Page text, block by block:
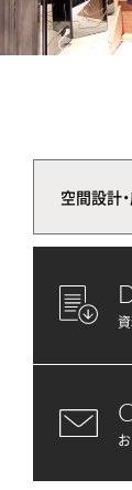
空間設計